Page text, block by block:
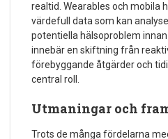
realtid. Wearables och mobila
värdefull data som kan
potentiella hälsoproblem
innebär en skiftning från
förebyggande åtgärder och
central roll.
Utmaningar och
Trots de många fördelarna